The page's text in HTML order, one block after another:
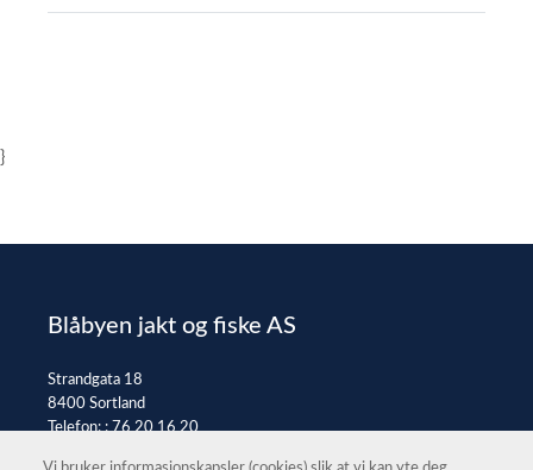
}
Blåbyen jakt og fiske AS
Strandgata 18
8400 Sortland
Telefon: :76 20 16 20